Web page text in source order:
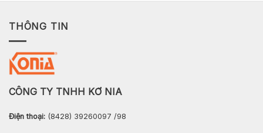
THÔNG TIN
CÔNG TY TNHH KƠ NIA
Điện thoại: (8428) 39260097 /98